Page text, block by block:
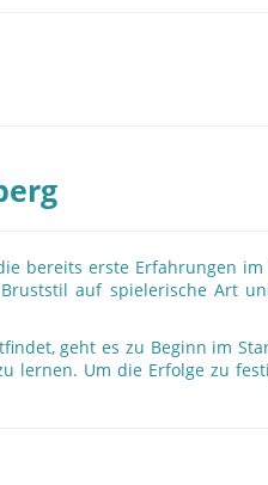
bereits erste Erfahrungen
auf spielerische Art
geht es zu Beginn im
lernen. Um die Erfolge zu